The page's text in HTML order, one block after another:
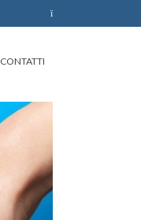
CONTATTI